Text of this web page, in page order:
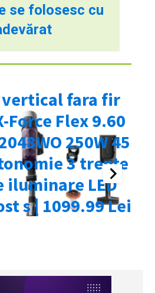
se folosesc cu